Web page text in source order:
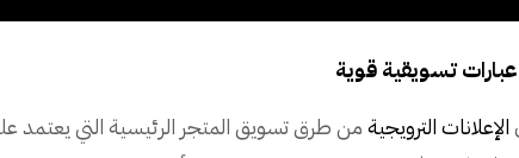
الإعلانات الترويجيةمن طرق تسويق المتجر الرئيسية التي يعتمد